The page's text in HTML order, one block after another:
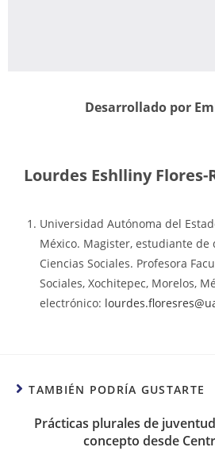
Desarrollado por
Lourdes Eshlliny Flores-
Universidad Autónoma del
México. Magister, estudiante de
Ciencias Sociales. Profesora
Sociales, Xochitepec, Morelos,
electrónico:
TAMBIÉN PODRÍA GUSTARTE
Prácticas plurales de
concepto desde